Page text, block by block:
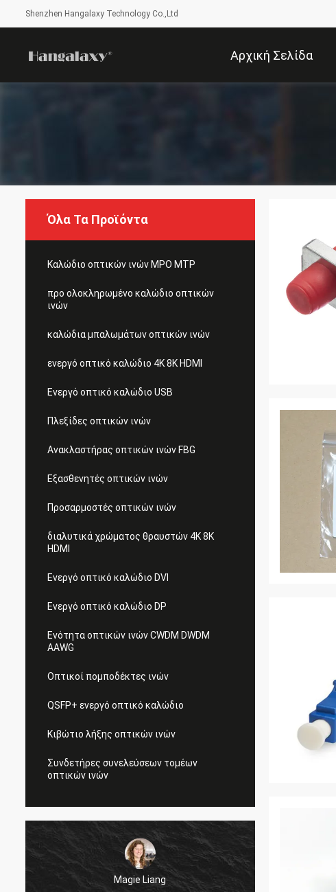
Shenzhen Hangalaxy Technology Co.,Ltd
Αρχική Σελίδα
Όλα Τα Προϊόντα
Καλώδιο οπτικών ινών MPO MTP
προ ολοκληρωμένο καλώδιο οπτικών
ινών
καλώδια μπαλωμάτων οπτικών ινών
ενεργό οπτικό καλώδιο 4K 8K HDMI
Ενεργό οπτικό καλώδιο USB
Πλεξίδες οπτικών ινών
Ανακλαστήρας οπτικών ινών FBG
Εξασθενητές οπτικών ινών
Προσαρμοστές οπτικών ινών
διαλυτικά χρώματος θραυστών 4K 8K
HDMI
Ενεργό οπτικό καλώδιο DVI
Ενεργό οπτικό καλώδιο DP
Ενότητα οπτικών ινών CWDM DWDM
AAWG
Οπτικοί πομποδέκτες ινών
QSFP+ ενεργό οπτικό καλώδιο
Κιβώτιο λήξης οπτικών ινών
Συνδετήρες συνελεύσεων τομέων
οπτικών ινών
Magie Liang